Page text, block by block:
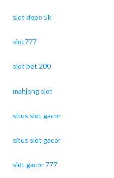
slot depo 5k
slot777
slot bet 200
mahjong slot
situs slot gacor
situs slot gacor
slot gacor 777